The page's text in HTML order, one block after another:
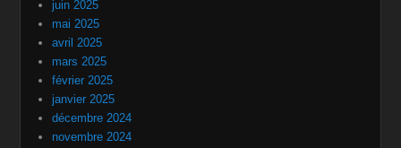
juin 2025
mai 2025
avril 2025
mars 2025
février 2025
janvier 2025
décembre 2024
novembre 2024